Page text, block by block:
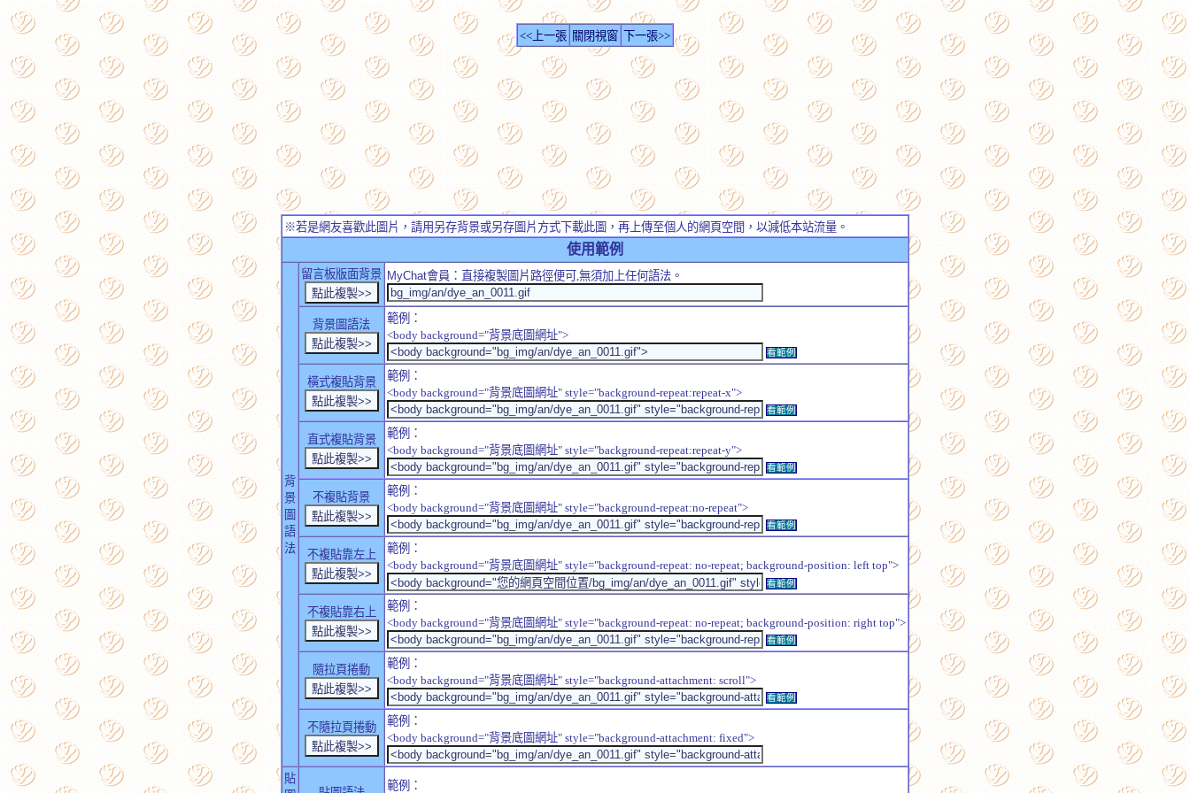
<<上一張 關閉視窗 下一張>>
※若是網友喜歡此圖片，請用另存背景或另存圖片方式下載此圖，再上傳至個人的網頁空間，以減低本站流量。
使用範例
背
景
圖
語
法
留言板版面背景 MyChat會員：直接複製圖片路徑便可,無須加上任何語法。
背景圖語法
範例：
<body background="背景底圖網址">
看範例
橫式複貼背景
範例：
<body background="背景底圖網址" style="background-repeat:repeat-x">
看範例
直式複貼背景
範例：
<body background="背景底圖網址" style="background-repeat:repeat-y">
看範例
不複貼背景
範例：
<body background="背景底圖網址" style="background-repeat:no-repeat">
看範例
不複貼靠左上
範例：
<body background="背景底圖網址" style="background-repeat: no-repeat; background-position: left top">
看範例
不複貼靠右上
範例：
<body background="背景底圖網址" style="background-repeat: no-repeat; background-position: right top">
看範例
隨拉頁捲動
範例：
<body background="背景底圖網址" style="background-attachment: scroll">
看範例
不隨拉頁捲動
範例：
<body background="背景底圖網址" style="background-attachment: fixed">
貼
範例：